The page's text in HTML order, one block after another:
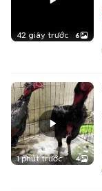
42 giây trước 6
1 phút trước 4